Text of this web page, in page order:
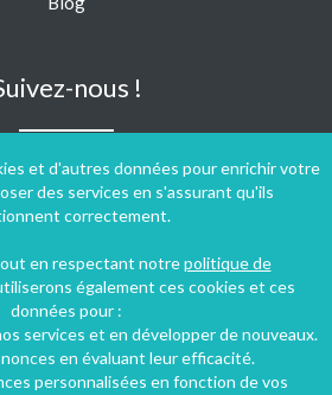
et d'autres données pour enrichir votre
des services en s'assurant qu'ils
correctement.
en respectant notrepolitique de
également ces cookies et ces
données pour :
services et en développer de nouveaux.
en évaluant leur efficacité.
personnalisées en fonction de vos
nous !